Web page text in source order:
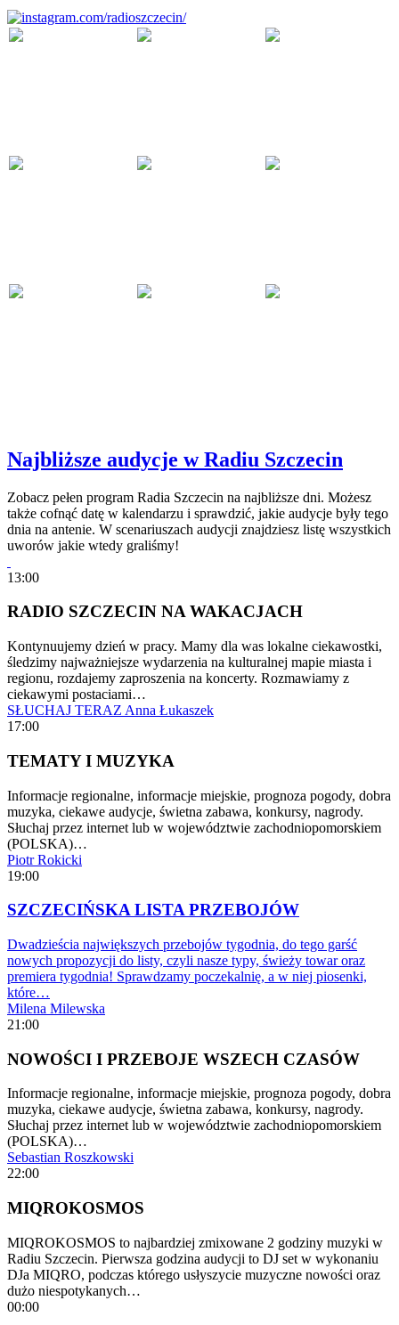
Najbliższe audycje w Radiu Szczecin
Zobacz pełen program Radia Szczecin na najbliższe dni. Możesz
także cofnąć datę w kalendarzu i sprawdzić, jakie audycje były tego
dnia na antenie. W scenariuszach audycji znajdziesz listę wszystkich
uworów jakie wtedy graliśmy!
13:00
RADIO SZCZECIN NA WAKACJACH
Kontynuujemy dzień w pracy. Mamy dla was lokalne ciekawostki,
śledzimy najważniejsze wydarzenia na kulturalnej mapie miasta i
regionu, rozdajemy zaproszenia na koncerty. Rozmawiamy z
ciekawymi postaciami…
SŁUCHAJ TERAZ Anna Łukaszek
17:00
TEMATY I MUZYKA
Informacje regionalne, informacje miejskie, prognoza pogody, dobra
muzyka, ciekawe audycje, świetna zabawa, konkursy, nagrody.
Słuchaj przez internet lub w województwie zachodniopomorskiem
(POLSKA)…
Piotr Rokicki
19:00
SZCZECIŃSKA LISTA PRZEBOJÓW
Dwadzieścia największych przebojów tygodnia, do tego garść
nowych propozycji do listy, czyli nasze typy, świeży towar oraz
premiera tygodnia! Sprawdzamy poczekalnię, a w niej piosenki,
które…
Milena Milewska
21:00
NOWOŚCI I PRZEBOJE WSZECH CZASÓW
Informacje regionalne, informacje miejskie, prognoza pogody, dobra
muzyka, ciekawe audycje, świetna zabawa, konkursy, nagrody.
Słuchaj przez internet lub w województwie zachodniopomorskiem
(POLSKA)…
Sebastian Roszkowski
22:00
MIQROKOSMOS
MIQROKOSMOS to najbardziej zmixowane 2 godziny muzyki w
Radiu Szczecin. Pierwsza godzina audycji to DJ set w wykonaniu
DJa MIQRO, podczas którego usłyszycie muzyczne nowości oraz
dużo niespotykanych…
00:00